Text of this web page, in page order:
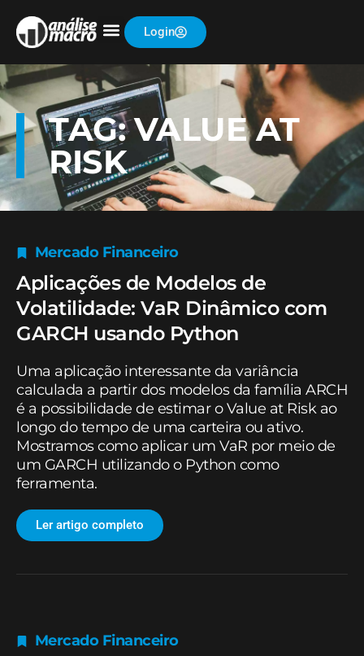
Login
TAG: VALUE AT
RISK
Mercado Financeiro
Aplicações de Modelos de
Volatilidade: VaR Dinâmico com
GARCH usando Python
Uma aplicação interessante da variância
calculada a partir dos modelos da família ARCH
é a possibilidade de estimar o Value at Risk ao
longo do tempo de uma carteira ou ativo.
Mostramos como aplicar um VaR por meio de
um GARCH utilizando o Python como
ferramenta.
Ler artigo completo
Mercado Financeiro